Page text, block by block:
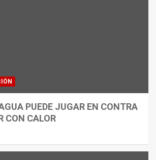
PUEDE JUGAR EN CONTRA
CON CALOR